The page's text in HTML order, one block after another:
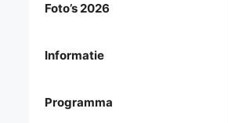
Foto’s 2026
Informatie
Programma